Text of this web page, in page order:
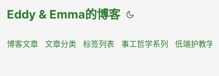
Eddy & Emma的博客
博客文章 文章分类 标签列表 事工哲学系列 低端护教学